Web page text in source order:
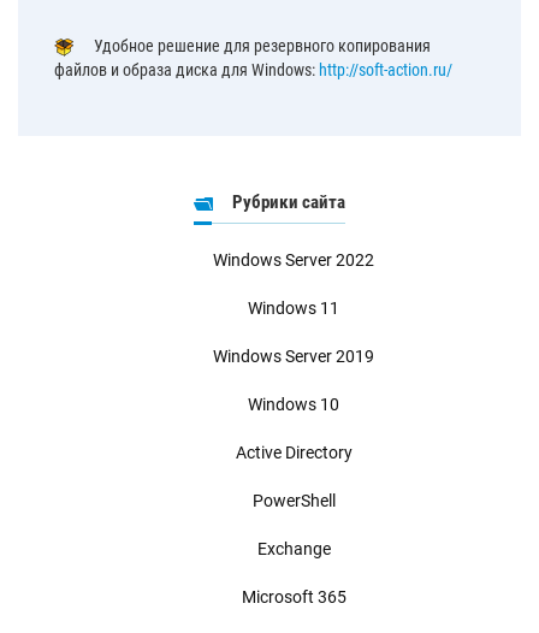
Удобное решение для резервного копирования
файлов и образа диска для Windows: http://soft-action.ru/
Рубрики сайта
Windows Server 2022
Windows 11
Windows Server 2019
Windows 10
Active Directory
PowerShell
Exchange
Microsoft 365